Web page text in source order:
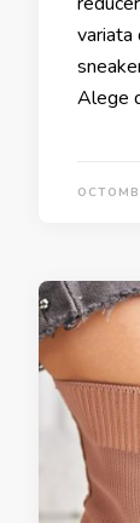
variata
Alege